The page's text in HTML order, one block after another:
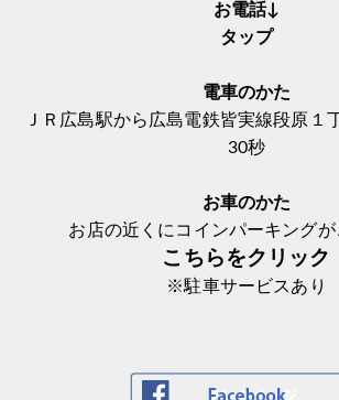
お電話↓
タップ
電車のかた
ＪＲ広島駅から広島電鉄皆実線段原
30秒
お車のかた
お店の近くにコインパーキングが
こちらをクリック
※駐車サービスあり